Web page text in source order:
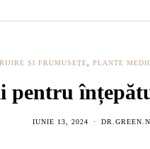
ȘI FRUMUSEȚE ,PLANTE
pentru
IUNIE 13, 2024